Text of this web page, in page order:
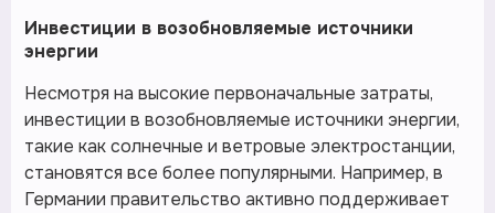
Инвестиции в возобновляемые источники
энергии
Несмотря на высокие первоначальные затраты,
инвестиции в возобновляемые источники энергии,
такие как солнечные и ветровые электростанции,
становятся все более популярными. Например, в
Германии правительство активно поддерживает